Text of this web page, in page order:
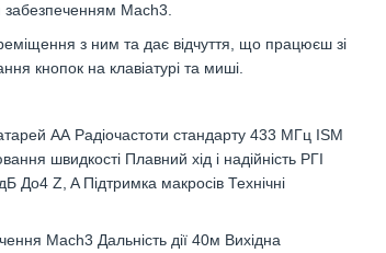
Mach3.
з ним та дає відчуття, що працюєш зі
кнопок на клавіатурі та миші.
АА Радіочастоти стандарту 433 МГц ISM
швидкості Плавний хід і надійність РГІ
До4 Z, A Підтримка макросів Технічні
Mach3 Дальність дії 40м Вихідна